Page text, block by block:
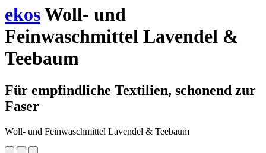
ekosWoll- und
Feinwaschmittel Lavendel &
Teebaum
Für empfindliche Textilien, schonend zur
Faser
Woll- und Feinwaschmittel Lavendel & Teebaum